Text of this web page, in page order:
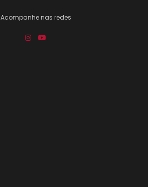
Acompanhe nas redes